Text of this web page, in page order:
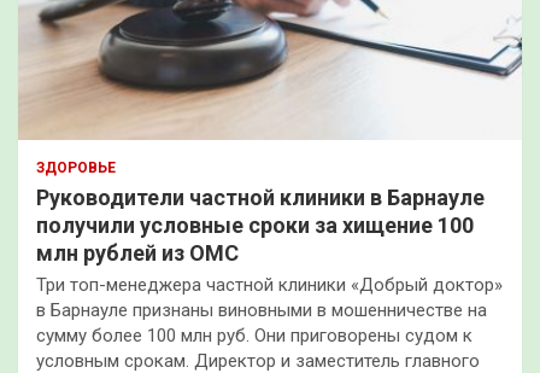
ЗДОРОВЬЕ
Руководители частной клиники в Барнауле
получили условные сроки за хищение 100
млн рублей из ОМС
Три топ-менеджера частной клиники «Добрый доктор»
в Барнауле признаны виновными в мошенничестве на
сумму более 100 млн руб. Они приговорены судом к
условным срокам. Директор и заместитель главного